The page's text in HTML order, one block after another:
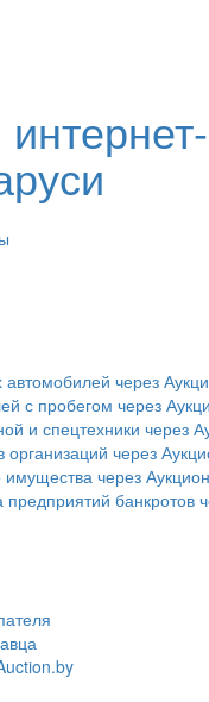
через
с пробегом через
и спецтехники через
организаций через
имущества через Аукцион
банкротов